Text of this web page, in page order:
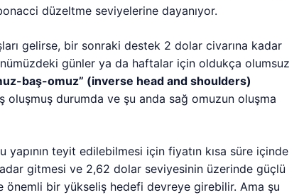
düzeltme seviyelerine dayanıyor.
gelirse, bir sonraki destek 2 dolar civarına kadar
günler ya da haftalar için oldukça olumsuz
baş-omuz” (inverse head and shoulders)
durumda ve şu anda sağ omuzun oluşma
teyit edilebilmesi için fiyatın kısa süre içinde
gitmesi ve 2,62 dolar seviyesinin üzerinde güçlü
önemli bir yükseliş hedefi devreye girebilir. Ama şu